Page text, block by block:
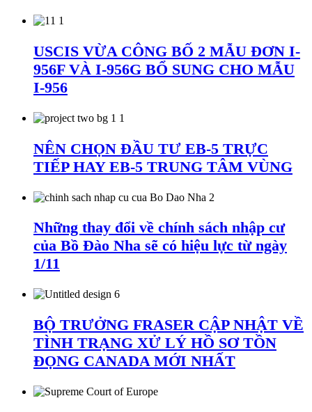
USCIS VỪA CÔNG BỐ 2 MẪU ĐƠN I-
956F VÀ I-956G BỔ SUNG CHO MẪU
I-956
NÊN CHỌN ĐẦU TƯ EB-5 TRỰC
TIẾP HAY EB-5 TRUNG TÂM VÙNG
Những thay đổi về chính sách nhập cư
của Bồ Đào Nha sẽ có hiệu lực từ ngày
1/11
BỘ TRƯỞNG FRASER CẬP NHẬT VỀ
TÌNH TRẠNG XỬ LÝ HỒ SƠ TỒN
ĐỌNG CANADA MỚI NHẤT